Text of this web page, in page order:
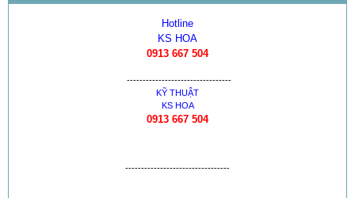
Hotline
KS HOA
0913 667 504
---------------------------------
KỸ THUẬT
KS HOA
0913 667 504
---------------------------------